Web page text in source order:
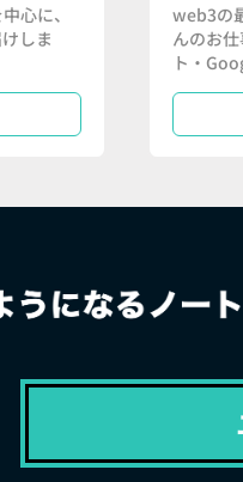
心に、
しま
web3の
んのお
ト・